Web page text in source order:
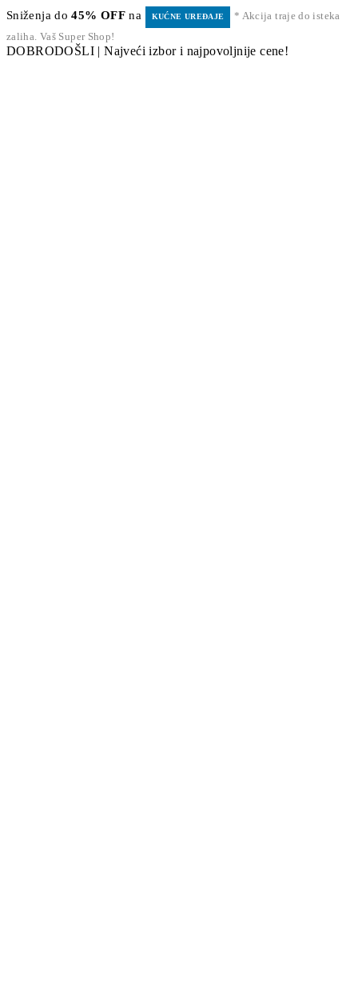
Sniženja do45% OFF na KUĆNE UREĐAJE
* Akcija traje do isteka
zaliha. Vaš Super Shop!
DOBRODOŠLI | Najveći izbor i najpovoljnije cene!